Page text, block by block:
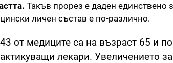
Такъв прорез е даден единствено
личен състав е по-различно.
от медиците са на възраст 65 и
лекари. Увеличението